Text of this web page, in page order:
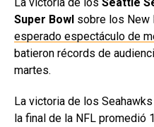
Super Bowl sobre los New
esperado espectáculo de
batieron récords de
martes.
La victoria de los
la final de la NFL promedió